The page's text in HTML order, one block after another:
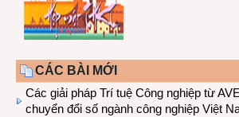
CÁC BÀI MỚI
Các giải pháp Trí tuệ Công nghiệp từ
chuyển đổi số ngành công nghiệp Việt